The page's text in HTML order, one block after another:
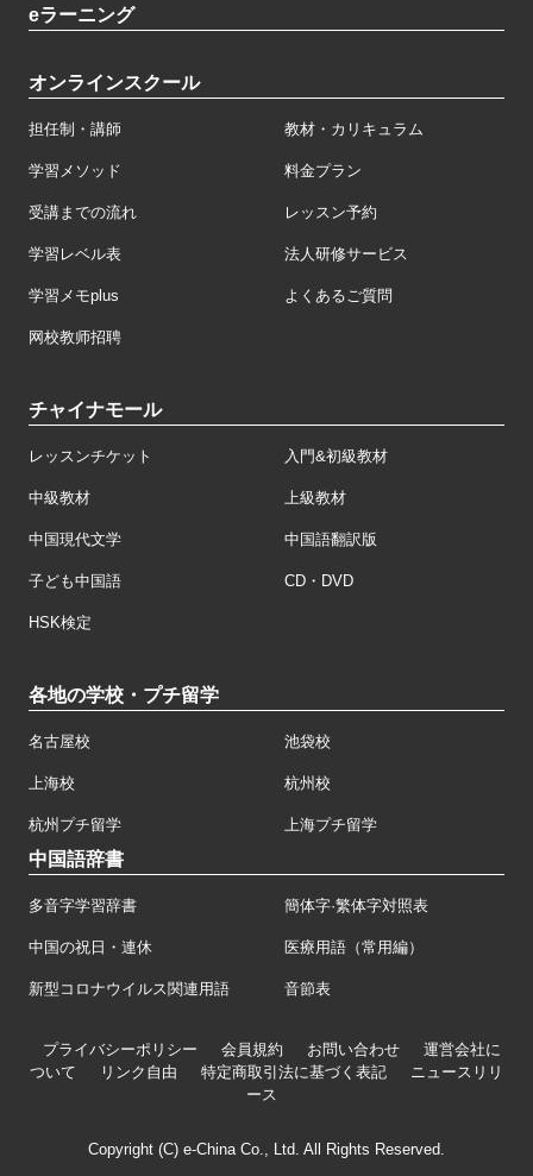
eラーニング
オンラインスクール
担任制・講師 教材・カリキュラム
学習メソッド 料金プラン
受講までの流れ レッスン予約
学習レベル表 法人研修サービス
学習メモplus よくあるご質問
网校教师招聘
チャイナモール
レッスンチケット 入門&初級教材
中級教材 上級教材
中国現代文学 中国語翻訳版
子ども中国語 CD・DVD
HSK検定
各地の学校・プチ留学
名古屋校 池袋校
上海校 杭州校
杭州プチ留学 上海プチ留学
中国語辞書
多音字学習辞書 簡体字·繁体字対照表
中国の祝日・連休 医療用語（常用編）
新型コロナウイルス関連用語 音節表
プライバシーポリシー 会員規約 お問い合わせ
運営会社に
ついて
リンク自由 特定商取引法に基づく表記
ニュースリリ
ース
Copyright (C) e-China Co., Ltd. All Rights Reserved.